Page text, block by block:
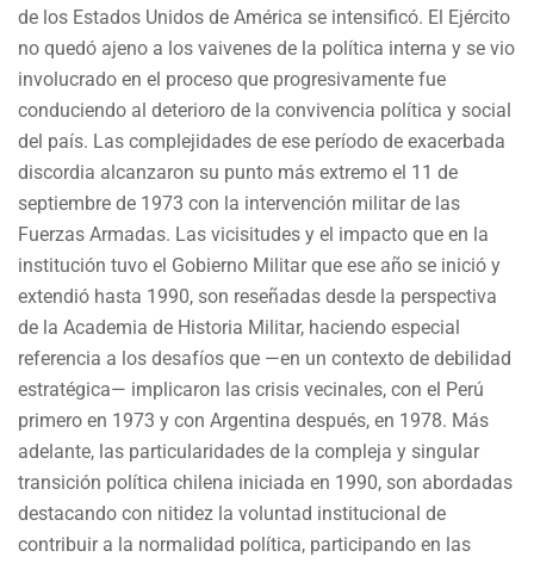
de los Estados Unidos de América se intensificó. El Ejército
no quedó ajeno a los vaivenes de la política interna y se vio
involucrado en el proceso que progresivamente fue
conduciendo al deterioro de la convivencia política y social
del país. Las complejidades de ese período de exacerbada
discordia alcanzaron su punto más extremo el 11 de
septiembre de 1973 con la intervención militar de las
Fuerzas Armadas. Las vicisitudes y el impacto que en la
institución tuvo el Gobierno Militar que ese año se inició y
extendió hasta 1990, son reseñadas desde la perspectiva
de la Academia de Historia Militar, haciendo especial
referencia a los desafíos que —en un contexto de debilidad
estratégica— implicaron las crisis vecinales, con el Perú
primero en 1973 y con Argentina después, en 1978. Más
adelante, las particularidades de la compleja y singular
transición política chilena iniciada en 1990, son abordadas
destacando con nitidez la voluntad institucional de
contribuir a la normalidad política, participando en las